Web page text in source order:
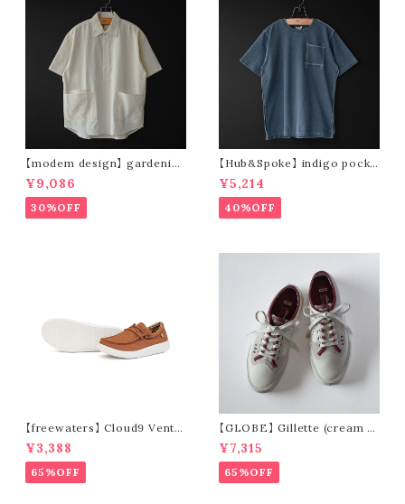
【modem design】 gardenin
g s/s shirt (sand)
¥9,086
30%OFF
【Hub&Spoke】 indigo pocke
t t-shirt (light indigo)
¥5,214
40%OFF
【freewaters】 Cloud9 Ventu
re - Lace Up (brown)
¥3,388
65%OFF
【GLOBE】 Gillette (cream /
pomegranate)
¥7,315
65%OFF